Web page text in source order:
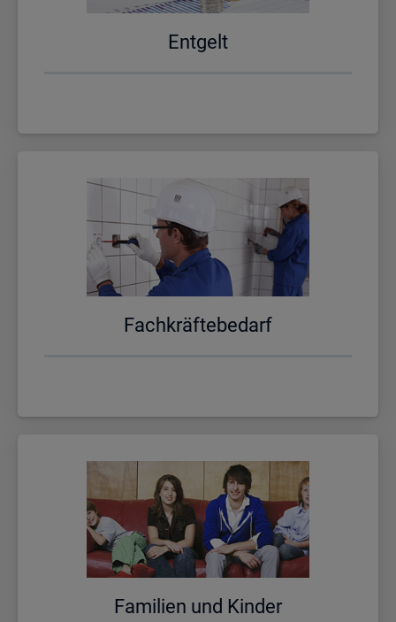
Ent­gelt
Fach­kräf­te­be­darf
Fa­mi­li­en und Kin­der